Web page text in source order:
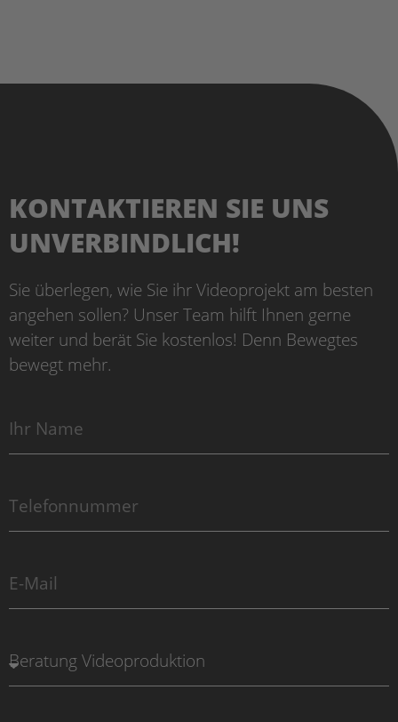
KONTAKTIEREN SIE UNS
UNVERBINDLICH!
Sie überlegen, wie Sie ihr Videoprojekt am besten
angehen sollen? Unser Team hilft Ihnen gerne
weiter und berät Sie kostenlos! Denn Bewegtes
bewegt mehr.